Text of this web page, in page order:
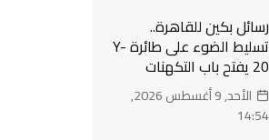
رسائل بكين للقاهرة..
تسليط الضوء على طائرة Y-
20 يفتح باب التكهنات
الأحد, 9 أغسطس 2026,
14:54